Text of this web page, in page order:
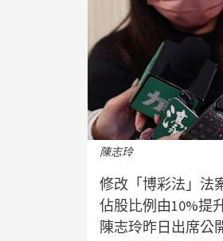
陳志玲
修改「博彩法」法
佔股比例由10%提
陳志玲昨日出席公